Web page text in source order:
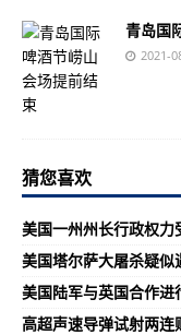
青岛国
2021-
猜您喜欢
美国一州州长行政权
美国塔尔萨大屠杀疑
美国陆军与英国合作进
高超声速导弹试射两